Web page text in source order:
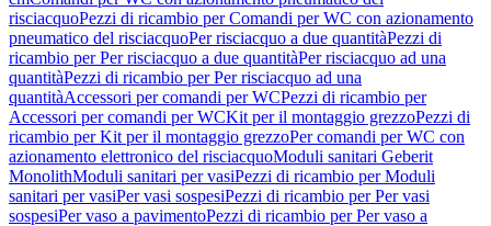
risciacquoPezzi di ricambio per Comandi per WC con azionamento
pneumatico del risciacquoPer risciacquo a due quantitàPezzi di
ricambio per Per risciacquo a due quantitàPer risciacquo ad una
quantitàPezzi di ricambio per Per risciacquo ad una
quantitàAccessori per comandi per WCPezzi di ricambio per
Accessori per comandi per WCKit per il montaggio grezzoPezzi di
ricambio per Kit per il montaggio grezzoPer comandi per WC con
azionamento elettronico del risciacquoModuli sanitari Geberit
MonolithModuli sanitari per vasiPezzi di ricambio per Moduli
sanitari per vasiPer vasi sospesiPezzi di ricambio per Per vasi
sospesiPer vaso a pavimentoPezzi di ricambio per Per vaso a